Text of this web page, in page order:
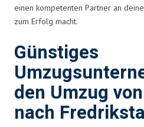
einen kompetenten Partner an
zum Erfolg macht.
Günstiges
den Umzug
nach